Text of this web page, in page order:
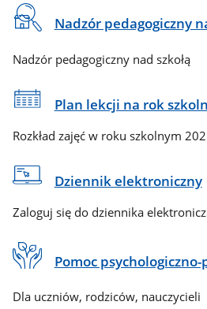
Na
skróty
Nadzór pedagogiczny
Nadzór pedagogiczny nad szkołą
Plan lekcji na rok
Rozkład zajęć w roku szkolnym
Dziennik elektroniczny
Zaloguj się do dziennika
Pomoc
Dla uczniów, rodziców, nauczycieli